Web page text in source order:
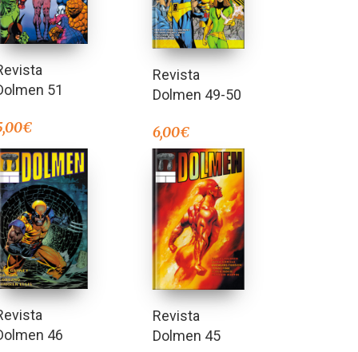
51
€
Revista
Dolmen 49-50
6,00€
46
Revista
Dolmen 45